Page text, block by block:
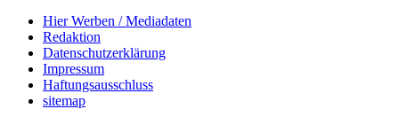
Hier Werben / Mediadaten
Redaktion
Datenschutzerklärung
Impressum
Haftungsausschluss
sitemap